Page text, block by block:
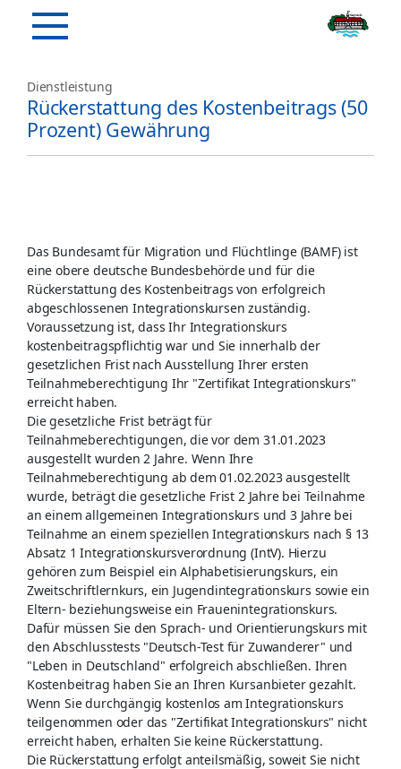
Dienstleistung
Rückerstattung des Kostenbeitrags (50
Prozent) Gewährung
Das Bundesamt für Migration und Flüchtlinge (BAMF) ist
eine obere deutsche Bundesbehörde und für die
Rückerstattung des Kostenbeitrags von erfolgreich
abgeschlossenen Integrationskursen zuständig.
Voraussetzung ist, dass Ihr Integrationskurs
kostenbeitragspflichtig war und Sie innerhalb der
gesetzlichen Frist nach Ausstellung Ihrer ersten
Teilnahmeberechtigung Ihr "Zertifikat Integrationskurs"
erreicht haben.
Die gesetzliche Frist beträgt für
Teilnahmeberechtigungen, die vor dem 31.01.2023
ausgestellt wurden 2 Jahre. Wenn Ihre
Teilnahmeberechtigung ab dem 01.02.2023 ausgestellt
wurde, beträgt die gesetzliche Frist 2 Jahre bei Teilnahme
an einem allgemeinen Integrationskurs und 3 Jahre bei
Teilnahme an einem speziellen Integrationskurs nach § 13
Absatz 1 Integrationskursverordnung (IntV). Hierzu
gehören zum Beispiel ein Alphabetisierungskurs, ein
Zweitschriftlernkurs, ein Jugendintegrationskurs sowie ein
Eltern- beziehungsweise ein Frauenintegrationskurs.
Dafür müssen Sie den Sprach- und Orientierungskurs mit
den Abschlusstests "Deutsch-Test für Zuwanderer" und
"Leben in Deutschland" erfolgreich abschließen. Ihren
Kostenbeitrag haben Sie an Ihren Kursanbieter gezahlt.
Wenn Sie durchgängig kostenlos am Integrationskurs
teilgenommen oder das "Zertifikat Integrationskurs" nicht
erreicht haben, erhalten Sie keine Rückerstattung.
Die Rückerstattung erfolgt anteilsmäßig, soweit Sie nicht